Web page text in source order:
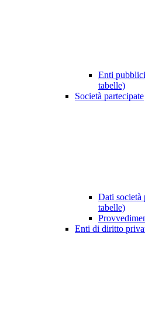
Enti
tabelle)
Società partecipate
Dati società
tabelle)
Enti di diritto